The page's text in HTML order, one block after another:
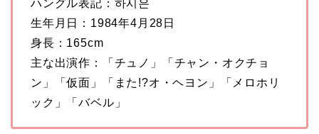
ハングル表記：하시은
生年月日：1984年4月28日
身長：165cm
主な出演作：「チュノ」「チャン・オクチョ
ン」「仮面」「また!?オ・ヘヨン」「メロホリ
ック」「バベル」